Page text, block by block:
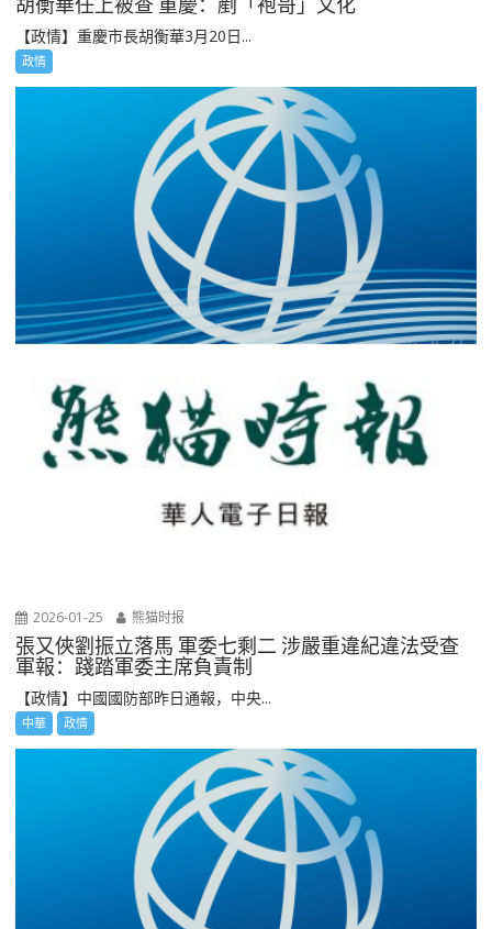
胡衡華任上被查 重慶：剷「袍哥」文化
【政情】重慶市長胡衡華3月20日...
政情
2026-01-25 熊猫时报
張又俠劉振立落馬 軍委七剩二 涉嚴重違紀違法受查
軍報：踐踏軍委主席負責制
【政情】中國國防部昨日通報，中央...
中華 政情